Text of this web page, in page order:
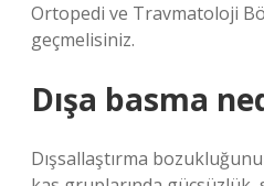
Ortopedi ve Travmatoloji
geçmelisiniz.
Dışa basma
Dışsallaştırma